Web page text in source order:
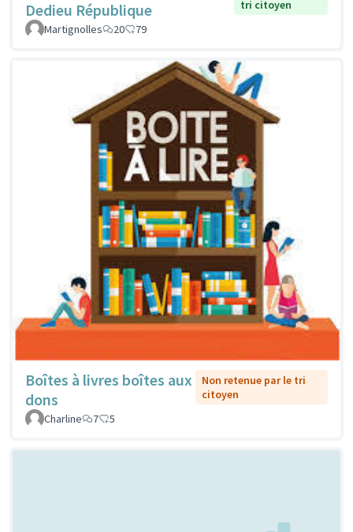
Dedieu République
tri citoyen
Martignolles
20 79
Boîtes à livres boîtes aux
dons
Non retenue par le tri
citoyen
Charline
7 5